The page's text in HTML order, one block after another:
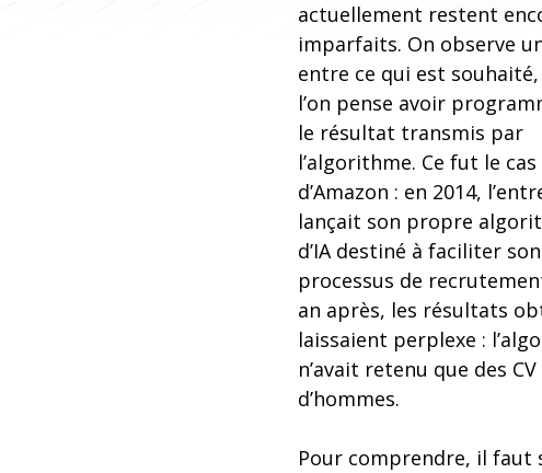
actuellement restent
imparfaits. On observe
entre ce qui est souhaité,
l’on pense avoir
le résultat transmis par
l’algorithme. Ce fut le cas
d’Amazon : en 2014,
lançait son propre
d’IA destiné à faciliter son
processus de
an après, les résultats
laissaient perplexe :
n’avait retenu que des CV
d’hommes.
Pour comprendre, il faut